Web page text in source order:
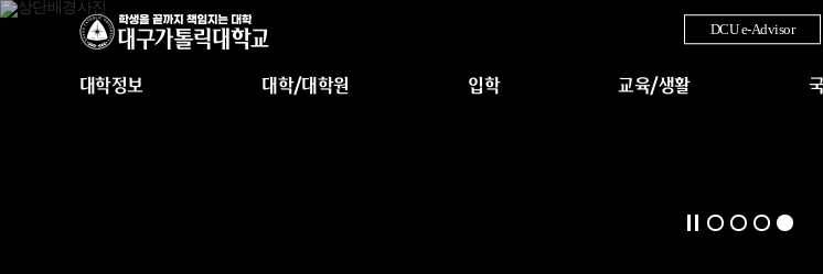
DCU e-Advisor
대학정보 대학/대학원 입학 교육/생활